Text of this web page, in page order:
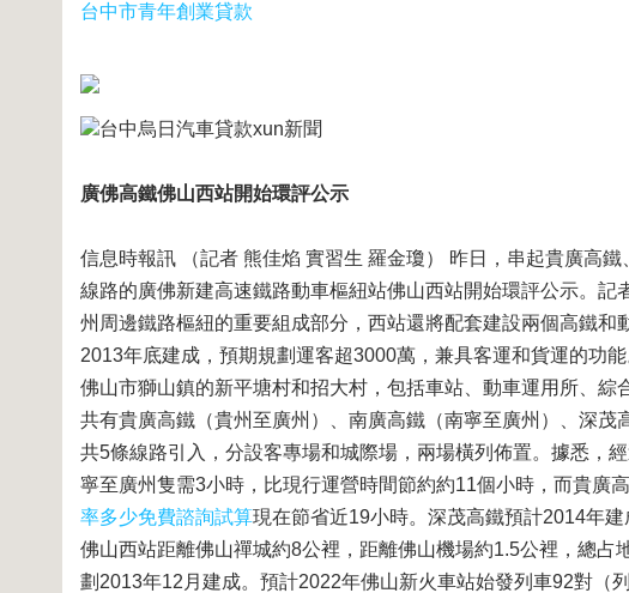
台中市青年創業貸款
台中烏日汽車貸款xun新聞
廣佛高鐵佛山西站開始環評公示
信息時報訊 （記者 熊佳焰 實習生 羅金瓊） 昨日，串起貴廣高
線路的廣佛新建高速鐵路動車樞紐站佛山西站開始環評公示。
州周邊鐵路樞紐的重要組成部分，西站還將配套建設兩個高鐵
2013年底建成，預期規劃運客超3000萬，兼具客運和貨運的功
佛山市獅山鎮的新平塘村和招大村，包括車站、動車運用所、
共有貴廣高鐵（貴州至廣州）、南廣高鐵（南寧至廣州）、深
共5條線路引入，分設客專場和城際場，兩場橫列佈置。據悉，
寧至廣州隻需3小時，比現行運營時間節約約11個小時，而貴廣
率多少免費諮詢試算現在節省近19小時。深茂高鐵預計2014年
佛山西站距離佛山禪城約8公裡，距離佛山機場約1.5公裡，總
劃2013年12月建成。預計2022年佛山新火車站始發列車92對（